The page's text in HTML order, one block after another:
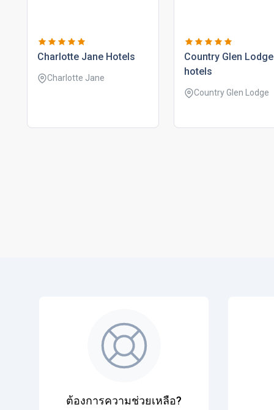
charlotte jane hotels
Charlotte Jane
country glen lodge
hotels
Country Glen Lodge
ต้องการความช่วยเหลือ?